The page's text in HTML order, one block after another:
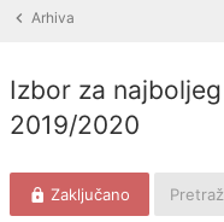
Arhiva
Izbor za
2019/2020
Zaključano